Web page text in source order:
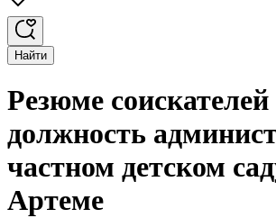
Найти
Резюме соискателей
должность
частном детском
Артеме